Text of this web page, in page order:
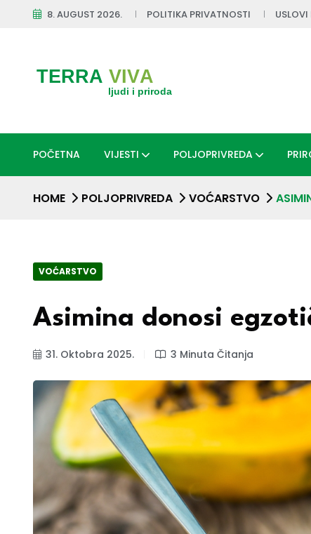
8. AUGUST 2026. POLITIKA PRIVATNOSTI
POČETNA VIJESTI POLJOPRIVREDA
HOME POLJOPRIVREDA VOĆARSTVO
VOĆARSTVO
Asimina donosi
31. Oktobra 2025. 3 Minuta Čitanja